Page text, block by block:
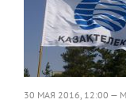
30 МАЯ 2016, 12:00 —